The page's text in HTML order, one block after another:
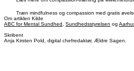
Træn mindfulness og compassion med gratis
Om artiklen Kilde
ABC for Mental Sundhed, Sundhedsstyrelsen og
Skribent
Anja Kirsten Pold, digital chefredaktør, Ældre Sagen.